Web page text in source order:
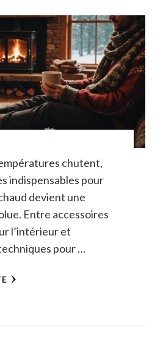
chutent,
indispensables pour
devient une
Entre accessoires
l’intérieur et
pour …